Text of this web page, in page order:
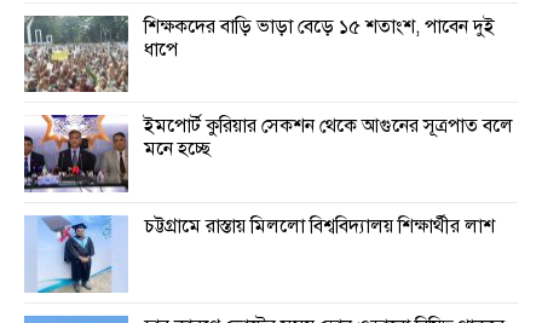
শিক্ষকদের বাড়ি ভাড়া বেড়ে ১৫ শতাংশ, পাবেন দুই
ধাপে
ইমপোর্ট কুরিয়ার সেকশন থেকে আগুনের সূত্রপাত বলে
মনে হচ্ছে
চট্টগ্রামে রাস্তায় মিললো বিশ্ববিদ্যালয় শিক্ষার্থীর লাশ